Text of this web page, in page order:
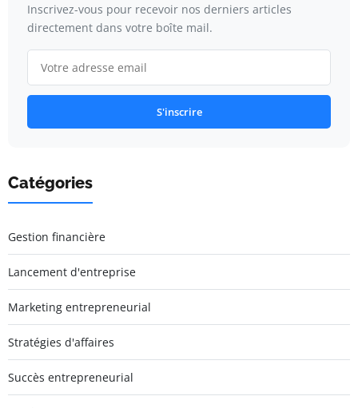
Inscrivez-vous pour recevoir nos derniers articles
directement dans votre boîte mail.
S'inscrire
Catégories
Gestion financière
Lancement d'entreprise
Marketing entrepreneurial
Stratégies d'affaires
Succès entrepreneurial